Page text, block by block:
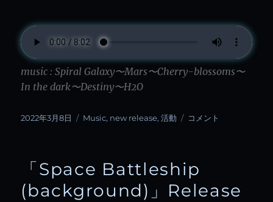
music : Spiral Galaxy〜Mars〜Cherry-blossoms〜
In the dark〜Destiny〜H2O
投
2022年3月8日
カ
ー
Music, new release,活動
「Spiral
コメント
「Space Battleship
(background)」Release